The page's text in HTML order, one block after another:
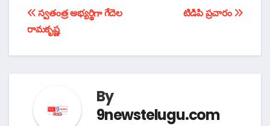
టపా
నావిగేషన్
టిడిపి ప్రచారం
స్వతంత్ర అభ్యర్థిగా గేదెల
రామకృష్ణ
By
9newstelugu.com